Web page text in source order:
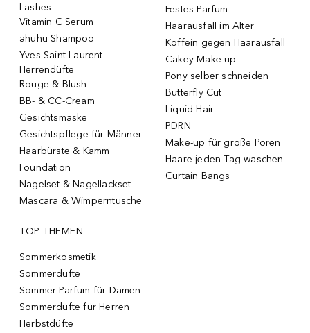
Lashes
Vitamin C Serum
ahuhu Shampoo
Yves Saint Laurent
Herrendüfte
Rouge & Blush
BB- & CC-Cream
Gesichtsmaske
Gesichtspflege für Männer
Haarbürste & Kamm
Foundation
Nagelset & Nagellackset
Mascara & Wimperntusche
Festes Parfum
Haarausfall im Alter
Koffein gegen Haarausfall
Cakey Make-up
Pony selber schneiden
Butterfly Cut
Liquid Hair
PDRN
Make-up für große Poren
Haare jeden Tag waschen
Curtain Bangs
TOP THEMEN
Sommerkosmetik
Sommerdüfte
Sommer Parfum für Damen
Sommerdüfte für Herren
Herbstdüfte